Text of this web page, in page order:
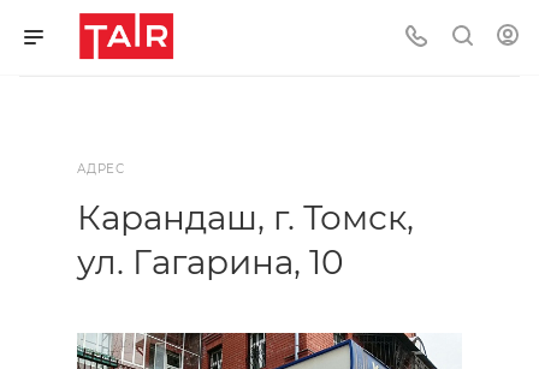
АДРЕС
Карандаш, г. Томск,
ул. Гагарина, 10